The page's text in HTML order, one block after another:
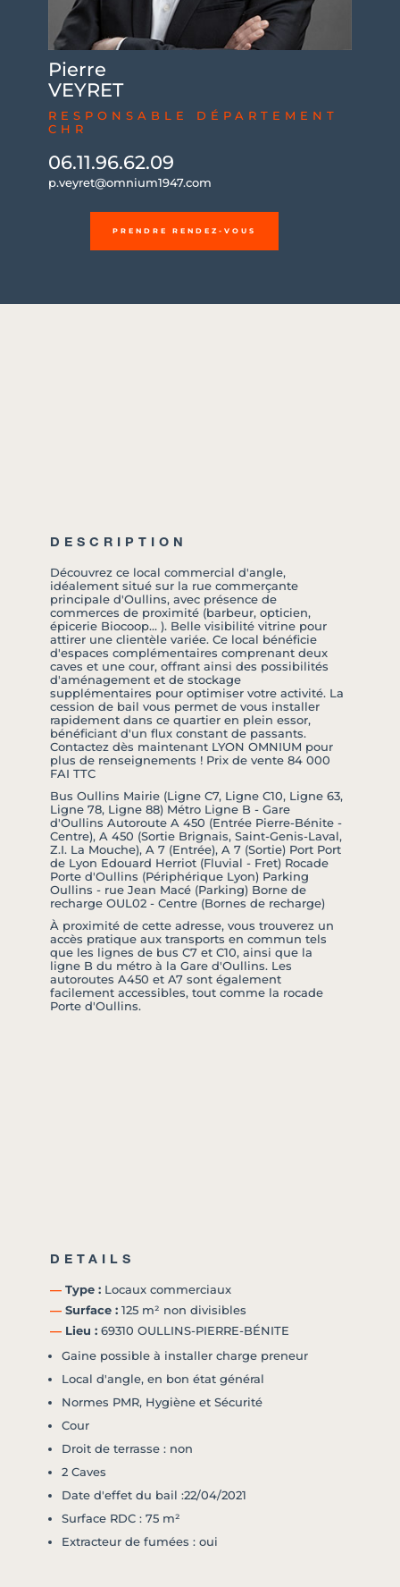
Pierre
VEYRET
RESPONSABLE DÉPARTEMENT
CHR
06.11.96.62.09
p.veyret@omnium1947.com
PRENDRE RENDEZ-VOUS
DESCRIPTION
Découvrez ce local commercial d'angle,
idéalement situé sur la rue commerçante
principale d'Oullins, avec présence de
commerces de proximité (barbeur, opticien,
épicerie Biocoop... ). Belle visibilité vitrine pour
attirer une clientèle variée. Ce local bénéficie
d'espaces complémentaires comprenant deux
caves et une cour, offrant ainsi des possibilités
d'aménagement et de stockage
supplémentaires pour optimiser votre activité. La
cession de bail vous permet de vous installer
rapidement dans ce quartier en plein essor,
bénéficiant d'un flux constant de passants.
Contactez dès maintenant LYON OMNIUM pour
plus de renseignements ! Prix de vente 84 000
FAI TTC
Bus Oullins Mairie (Ligne C7, Ligne C10, Ligne 63,
Ligne 78, Ligne 88) Métro Ligne B - Gare
d'Oullins Autoroute A 450 (Entrée Pierre-Bénite -
Centre), A 450 (Sortie Brignais, Saint-Genis-Laval,
Z.I. La Mouche), A 7 (Entrée), A 7 (Sortie) Port Port
de Lyon Edouard Herriot (Fluvial - Fret) Rocade
Porte d'Oullins (Périphérique Lyon) Parking
Oullins - rue Jean Macé (Parking) Borne de
recharge OUL02 - Centre (Bornes de recharge)
À proximité de cette adresse, vous trouverez un
accès pratique aux transports en commun tels
que les lignes de bus C7 et C10, ainsi que la
ligne B du métro à la Gare d'Oullins. Les
autoroutes A450 et A7 sont également
facilement accessibles, tout comme la rocade
Porte d'Oullins.
DETAILS
― Type : Locaux commerciaux
― Surface : 125 m² non divisibles
― Lieu : 69310 OULLINS-PIERRE-BÉNITE
Gaine possible à installer charge preneur
Local d'angle, en bon état général
Normes PMR, Hygiène et Sécurité
Cour
Droit de terrasse : non
2 Caves
Date d'effet du bail :22/04/2021
Surface RDC : 75 m²
Extracteur de fumées : oui